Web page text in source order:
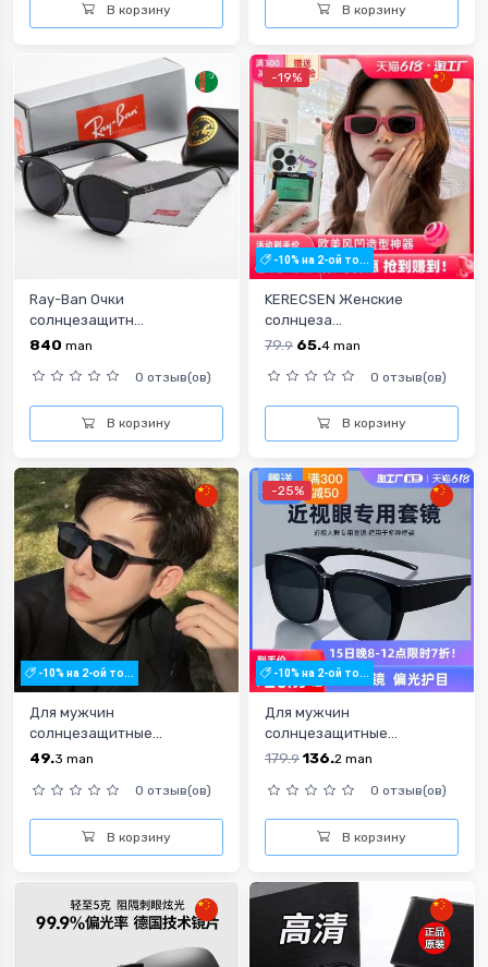
В корзину В корзину
Ray-Ban Очки
солнцезащитн...
840 man
0 отзыв(ов)
В корзину
-19%
-10% на 2-ой то...
KERECSEN Женские
солнцеза...
79.9 65.4 man
0 отзыв(ов)
В корзину
-10% на 2-ой то...
Для мужчин
солнцезащитные...
49.3 man
0 отзыв(ов)
В корзину
-25%
-10% на 2-ой то...
Для мужчин
солнцезащитные...
179.9 136.2 man
0 отзыв(ов)
В корзину